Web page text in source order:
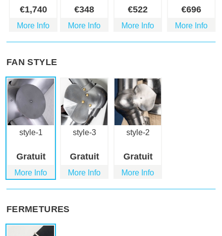
€1,740
More Info
€348
More Info
€522
More Info
€696
More Info
FAN STYLE
style-1
Gratuit
More Info
style-3
Gratuit
More Info
style-2
Gratuit
More Info
FERMETURES